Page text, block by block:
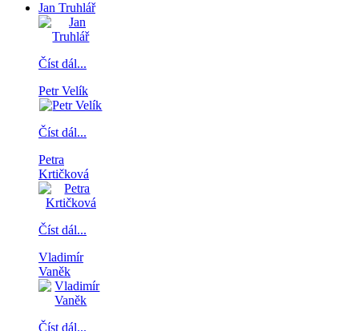
Jan Truhlář
Číst dál...
Petr Velík
Číst dál...
Petra
Krtičková
Číst dál...
Vladimír
Vaněk
Číst dál...